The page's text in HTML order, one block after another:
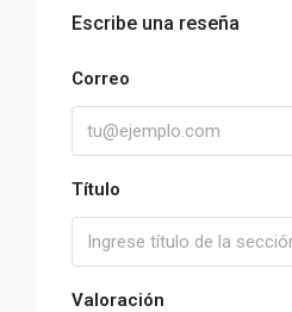
Escribe una reseña
Correo
Título
Valoración